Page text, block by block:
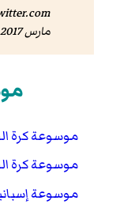
مارس 2017
موسوعة كرة
موسوعة كرة
موسوعة